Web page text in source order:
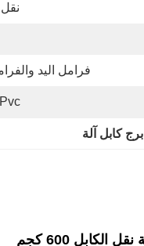
نقل
فرامل اليد
Pvc بلاستيك
برج كابل آلة